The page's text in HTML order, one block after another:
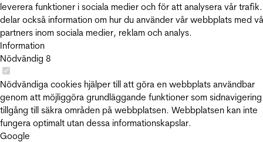
leverera funktioner i sociala medier och för att analysera vår
delar också information om hur du använder vår webbplats med
partners inom sociala medier, reklam och analys.
Information
Nödvändig 8
Nödvändiga cookies hjälper till att göra en webbplats användbar
genom att möjliggöra grundläggande funktioner som
tillgång till säkra områden på webbplatsen. Webbplatsen kan inte
fungera optimalt utan dessa informationskapslar.
Google